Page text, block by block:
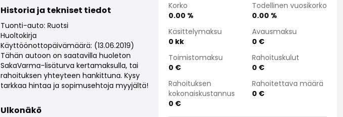
Historia ja tekniset tiedot
Tuonti-auto: Ruotsi
Huoltokirja
Käyttöönottopäivämäärä: (13.06.2019)
Tähän autoon on saatavilla huoleton
SakaVarma-lisäturva kertamaksulla, tai
rahoituksen yhteyteen hankittuna. Kysy
tarkkaa hintaa ja sopimusehtoja myyjältä!
Ulkonäkö
Korko
0.00 %
Todellinen vuosikorko
0.00 %
Käsittelymaksu
0 kk
Avausmaksu
0 €
Toimistomaksu
0 €
Rahoituskulut
0 €
Rahoituksen
kokonaiskustannus
0 €
Rahoitettava määrä
0 €